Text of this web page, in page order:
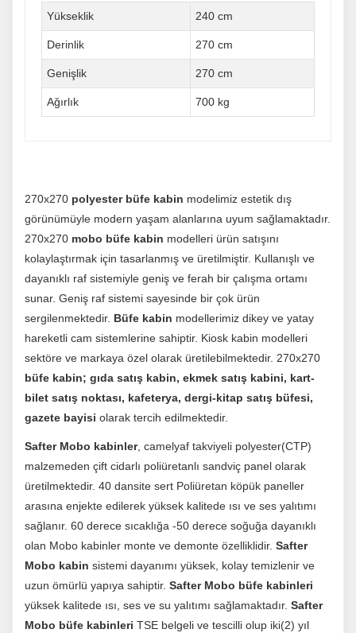
Yükseklik 240 cm
Derinlik 270 cm
Genişlik 270 cm
Ağırlık 700 kg
270x270 polyester büfe kabin modelimiz estetik dış
görünümüyle modern yaşam alanlarına uyum sağlamaktadır.
270x270 mobo büfe kabin modelleri ürün satışını
kolaylaştırmak için tasarlanmış ve üretilmiştir. Kullanışlı ve
dayanıklı raf sistemiyle geniş ve ferah bir çalışma ortamı
sunar. Geniş raf sistemi sayesinde bir çok ürün
sergilenmektedir. Büfe kabin modellerimiz dikey ve yatay
hareketli cam sistemlerine sahiptir. Kiosk kabin modelleri
sektöre ve markaya özel olarak üretilebilmektedir. 270x270
büfe kabin; gıda satış kabin, ekmek satış kabini, kart-
bilet satış noktası, kafeterya, dergi-kitap satış büfesi,
gazete bayisi olarak tercih edilmektedir.
Safter Mobo kabinler, camelyaf takviyeli polyester(CTP)
malzemeden çift cidarlı poliüretanlı sandviç panel olarak
üretilmektedir. 40 dansite sert Poliüretan köpük paneller
arasına enjekte edilerek yüksek kalitede ısı ve ses yalıtımı
sağlanır. 60 derece sıcaklığa -50 derece soğuğa dayanıklı
olan Mobo kabinler monte ve demonte özelliklidir. Safter
Mobo kabin sistemi dayanımı yüksek, kolay temizlenir ve
uzun ömürlü yapıya sahiptir. Safter Mobo büfe kabinleri
yüksek kalitede ısı, ses ve su yalıtımı sağlamaktadır. Safter
Mobo büfe kabinleri TSE belgeli ve tescilli olup iki(2) yıl